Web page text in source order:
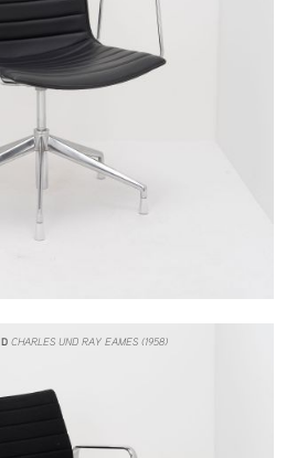
DCHARLES UND RAY EAMES (1958)